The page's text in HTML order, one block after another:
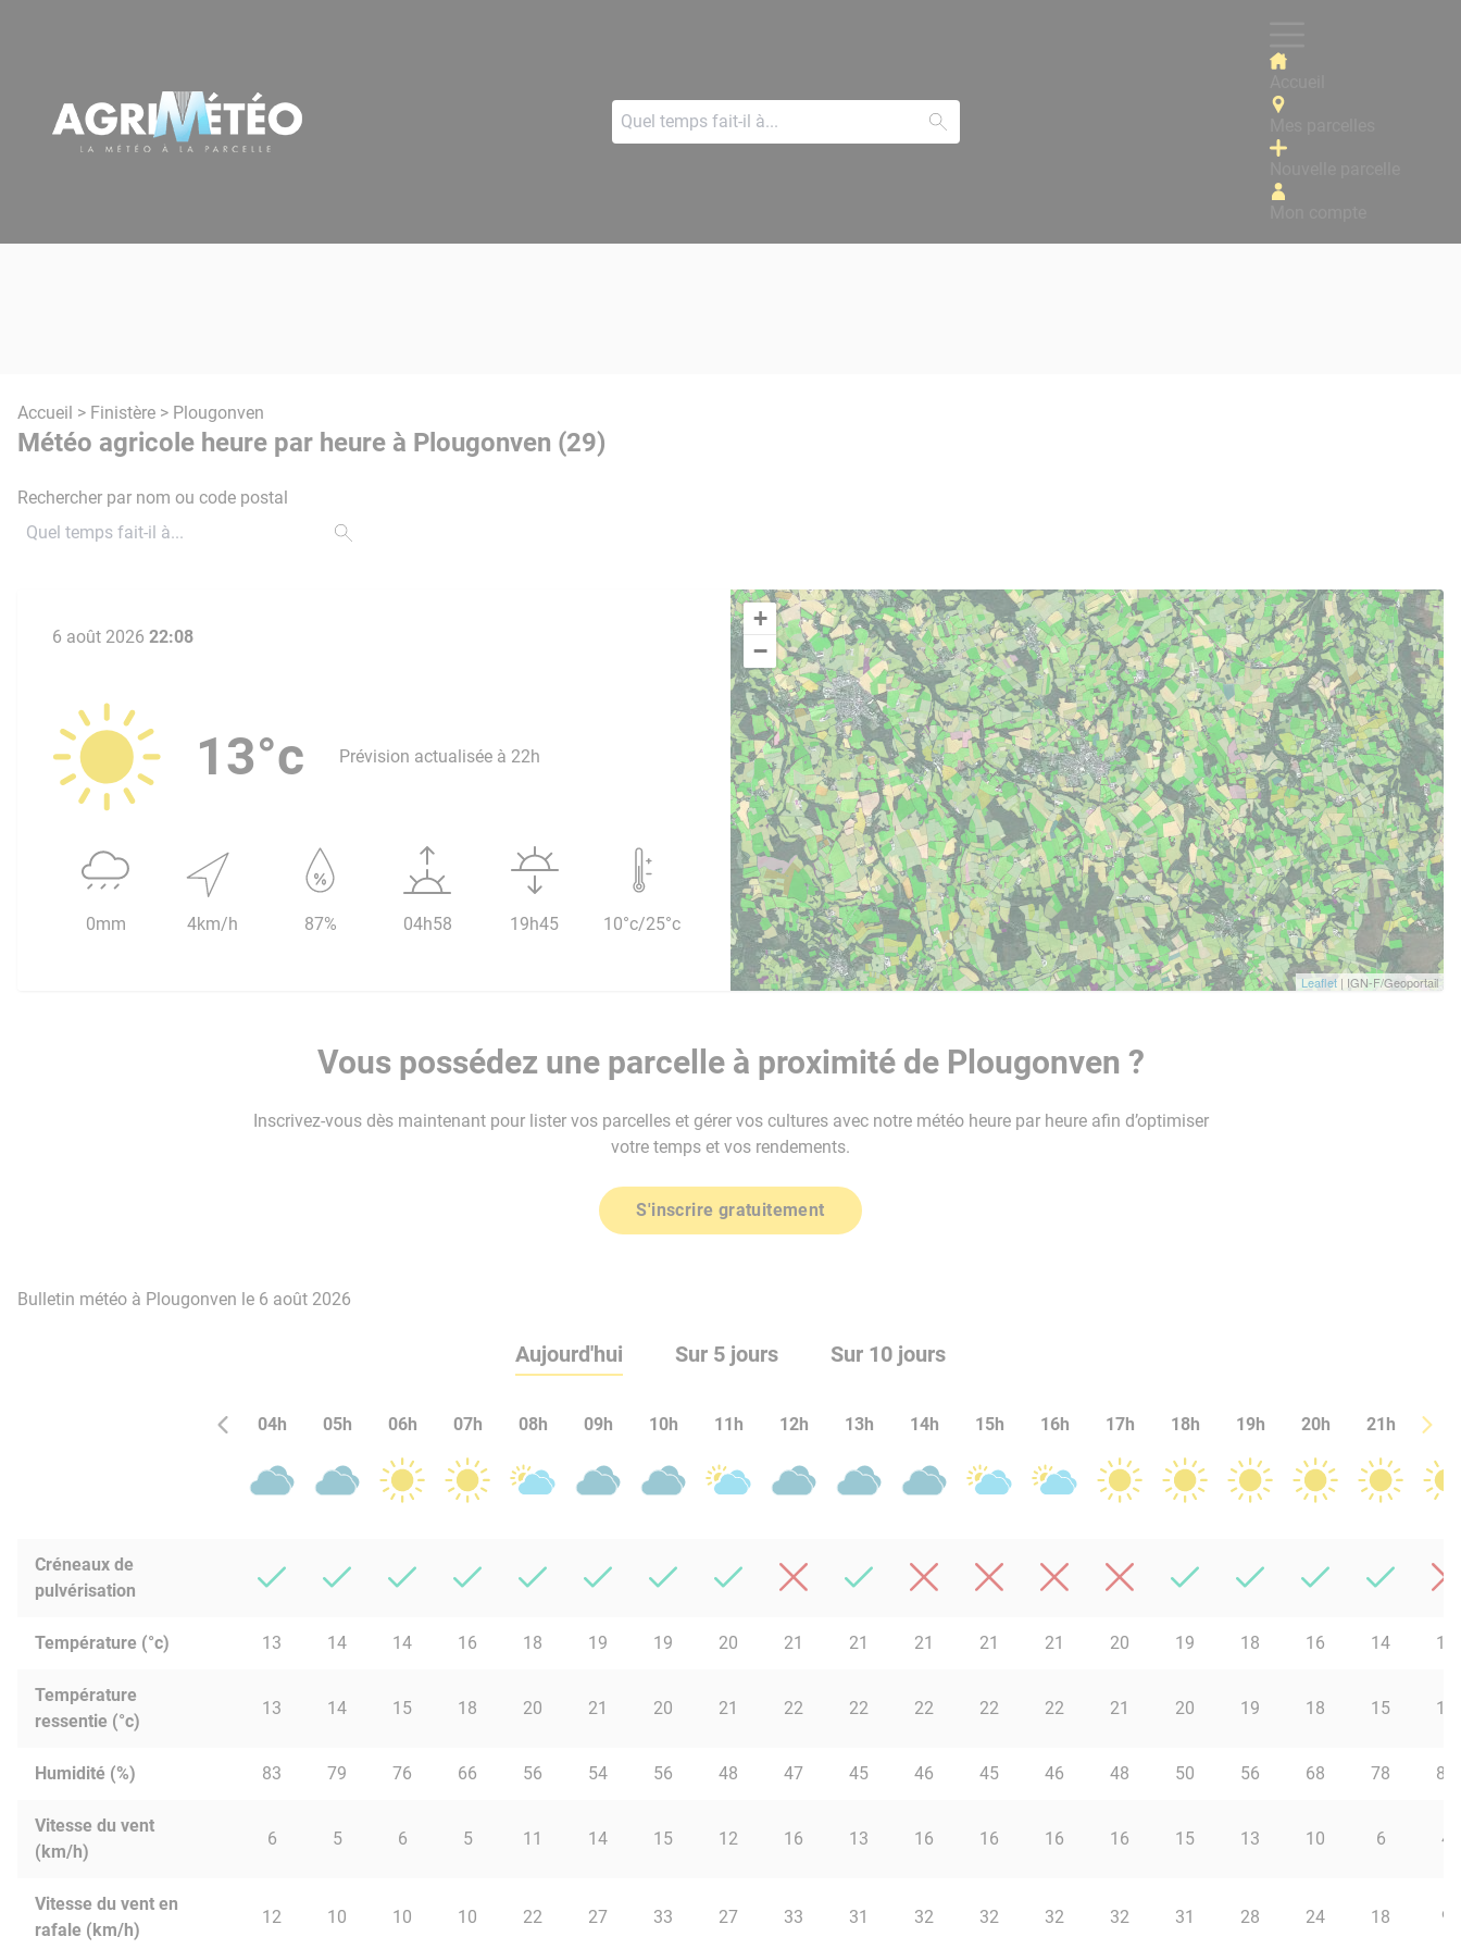
Accueil > Finistère > Plougonven
Météo agricole heure par heure à Plougonven (29)
Rechercher par nom ou code postal
+
−
Leaflet | IGN-F/Geoportail
6 août 2026 22:08
13°c Prévision actualisée à 22h
0mm 4km/h 87% 04h58 19h45 10°c/25°c
Vous possédez une parcelle à proximité de Plougonven ?
Inscrivez-vous dès maintenant pour lister vos parcelles et gérer vos cultures avec notre météo heure par heure afin d’optimiser
votre temps et vos rendements.
S'inscrire gratuitement
Bulletin météo à Plougonven le 6 août 2026
Aujourd'hui Sur 5 jours Sur 10 jours
04h 05h 06h 07h 08h 09h 10h 11h 12h 13h 14h 15h 16h 17h 18h 19h 20h 21h 22h
Créneaux de
pulvérisation
Température (°c) 13 14 14 16 18 19 19 20 21 21 21 21 21 20 19 18 16 14 13
Température
ressentie (°c)
13 14 15 18 20 21 20 21 22 22 22 22 22 21 20 19 18 15 14
Humidité (%) 83 79 76 66 56 54 56 48 47 45 46 45 46 48 50 56 68 78 87
Vitesse du vent
(km/h)
6 5 6 5 11 14 15 12 16 13 16 16 16 16 15 13 10 6 4
Vitesse du vent en
rafale (km/h)
12 10 10 10 22 27 33 27 33 31 32 32 32 32 31 28 24 18 9